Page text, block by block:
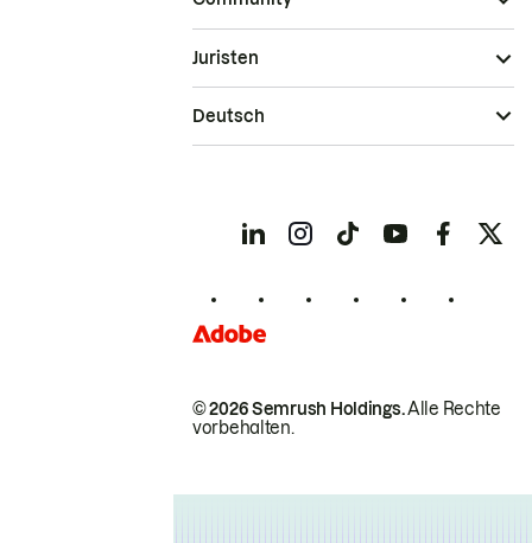
© 2026 Semrush Holdings.Alle Rechte
vorbehalten.
Juristen
Deutsch